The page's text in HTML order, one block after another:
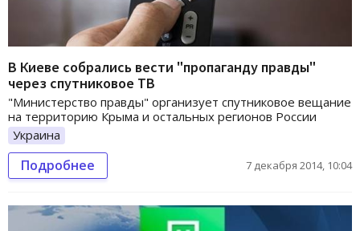
В Киеве собрались вести "пропаганду правды"
через спутниковое ТВ
"Министерство правды" организует спутниковое вещание
на территорию Крыма и остальных регионов России
Украина
Подробнее 7 декабря 2014, 10:04